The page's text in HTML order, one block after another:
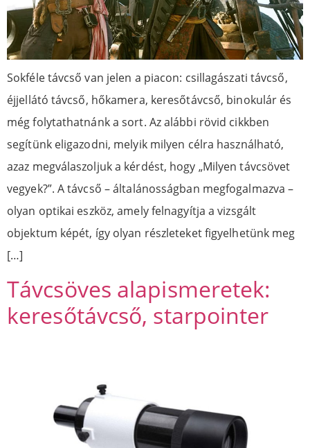
Sokféle távcső van jelen a piacon: csillagászati távcső,
éjjellátó távcső, hőkamera, keresőtávcső, binokulár és
még folytathatnánk a sort. Az alábbi rövid cikkben
segítünk eligazodni, melyik milyen célra használható,
azaz megválaszoljuk a kérdést, hogy „Milyen távcsövet
vegyek?”. A távcső – általánosságban megfogalmazva –
olyan optikai eszköz, amely felnagyítja a vizsgált
objektum képét, így olyan részleteket figyelhetünk meg
[…]
Távcsöves alapismeretek:
keresőtávcső, starpointer